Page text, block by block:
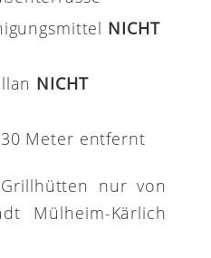
NICHT
NICHT
30 Meter entfernt
nur von
Mülheim-Kärlich